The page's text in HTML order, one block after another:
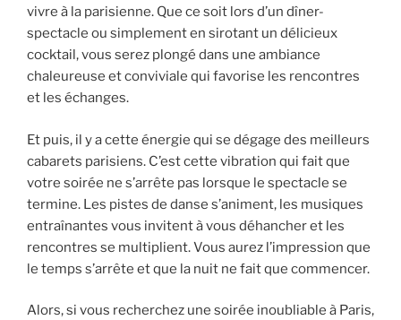
vivre à la parisienne. Que ce soit lors d’un dîner-
spectacle ou simplement en sirotant un délicieux
cocktail, vous serez plongé dans une ambiance
chaleureuse et conviviale qui favorise les rencontres
et les échanges.
Et puis, il y a cette énergie qui se dégage des meilleurs
cabarets parisiens. C’est cette vibration qui fait que
votre soirée ne s’arrête pas lorsque le spectacle se
termine. Les pistes de danse s’animent, les musiques
entraînantes vous invitent à vous déhancher et les
rencontres se multiplient. Vous aurez l’impression que
le temps s’arrête et que la nuit ne fait que commencer.
Alors, si vous recherchez une soirée inoubliable à Paris,